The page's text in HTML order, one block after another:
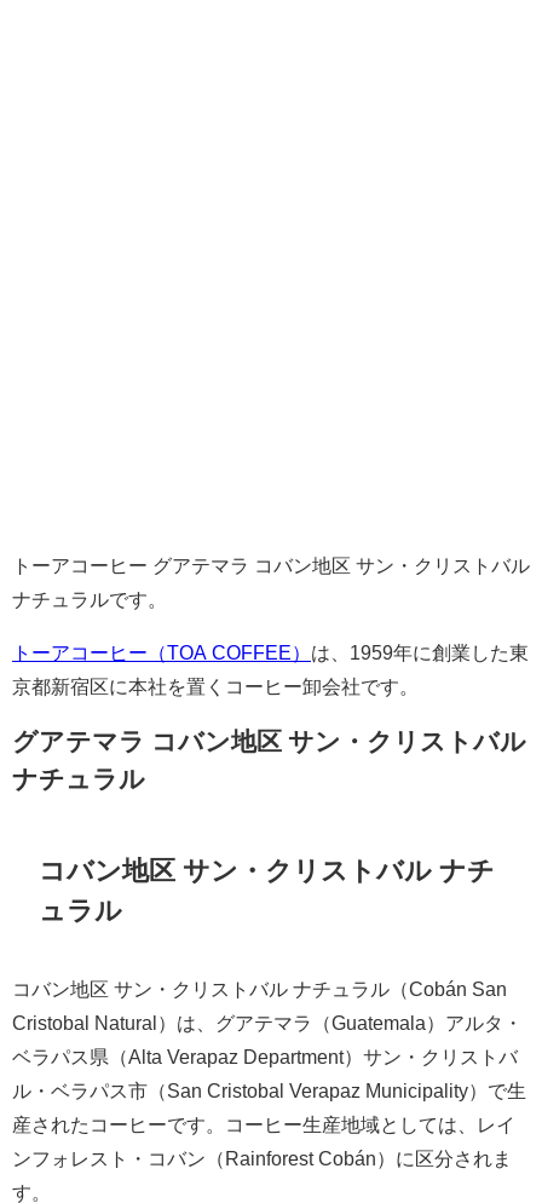
トーアコーヒー グアテマラ コバン地区 サン・クリストバル
ナチュラルです。
トーアコーヒー（TOA COFFEE） は、1959年に創業した東
京都新宿区に本社を置くコーヒー卸会社です。
グアテマラ コバン地区 サン・クリストバル
ナチュラル
コバン地区 サン・クリストバル ナチ
ュラル
コバン地区 サン・クリストバル ナチュラル（Cobán San
Cristobal Natural）は、グアテマラ（Guatemala）アルタ・
ベラパス県（Alta Verapaz Department）サン・クリストバ
ル・ベラパス市（San Cristobal Verapaz Municipality）で生
産されたコーヒーです。コーヒー生産地域としては、レイ
ンフォレスト・コバン（Rainforest Cobán）に区分されま
す。